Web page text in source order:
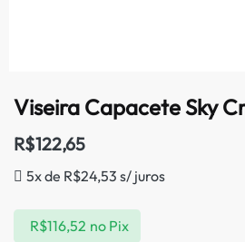
Viseira Capacete Sky
R$122,65
5x de R$24,53 s/ juros
R$116,52 no Pix